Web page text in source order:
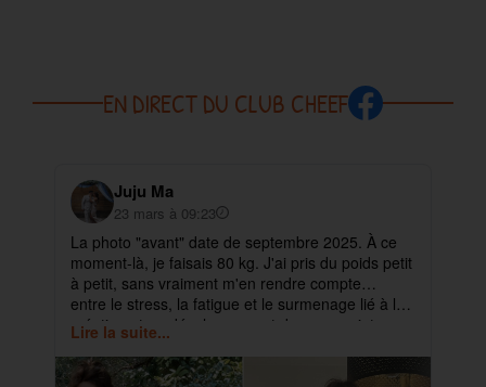
EN DIRECT DU CLUB CHEEF
Juju Ma
23 mars à 09:23
La photo "avant" date de septembre 2025. À ce
moment-là, je faisais 80 kg. J'ai pris du poids petit
à petit, sans vraiment m'en rendre compte…
entre le stress, la fatigue et le surmenage lié à la
création et au développement de mes projets.
Lire la suite...